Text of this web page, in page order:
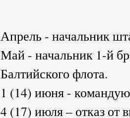
Апрель - начальник
Май - начальник 1-й
Балтийского флота.
1 (14) июня -
4 (17) июля – отказ от